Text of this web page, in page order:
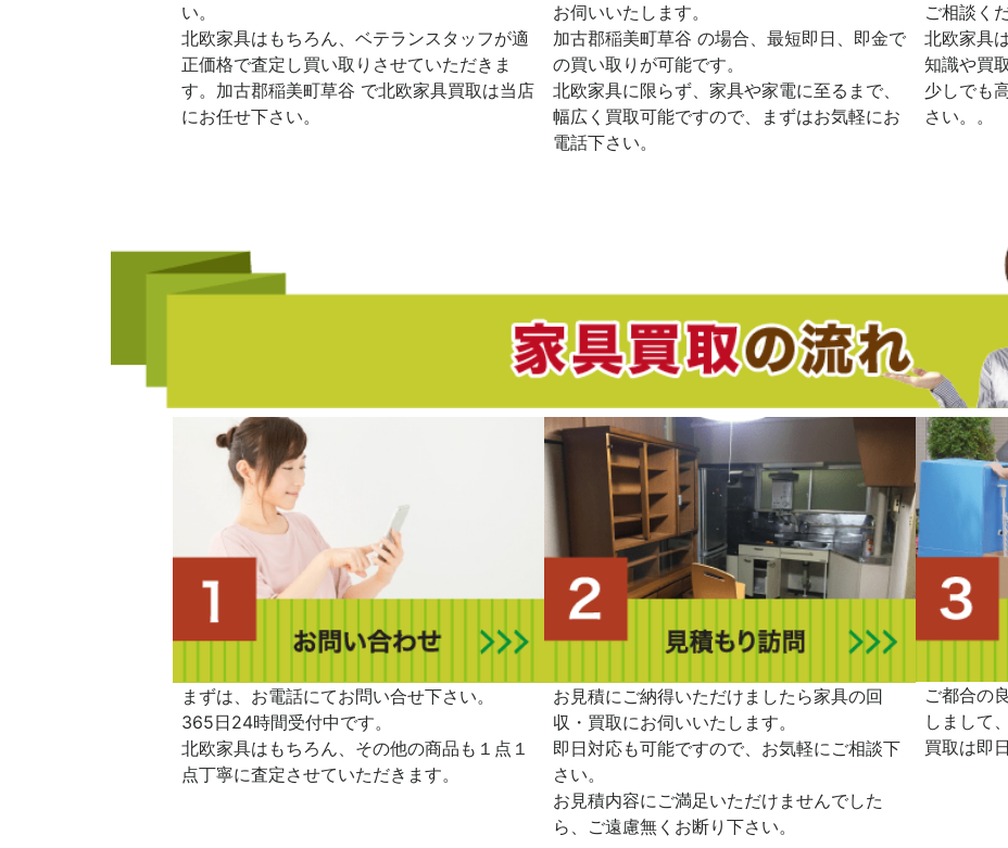
い。
北欧家具はもちろん、ベテランスタッフが適
正価格で査定し買い取りさせていただきま
す。加古郡稲美町草谷 で北欧家具買取は当店
にお任せ下さい。
お伺いいたします。
加古郡稲美町草谷 の場合、最短即日、即金で
の買い取りが可能です。
北欧家具に限らず、家具や家電に至るまで、
幅広く買取可能ですので、まずはお気軽にお
電話下さい。
ご相談く
北欧家具
知識や買
少しでも
さい。。
まずは、お電話にてお問い合せ下さい。
365日24時間受付中です。
北欧家具はもちろん、その他の商品も１点１
点丁寧に査定させていただきます。
お見積にご納得いただけましたら家具の回
収・買取にお伺いいたします。
即日対応も可能ですので、お気軽にご相談下
さい。
お見積内容にご満足いただけませんでした
ら、ご遠慮無くお断り下さい。
ご都合の
しまして
買取は即